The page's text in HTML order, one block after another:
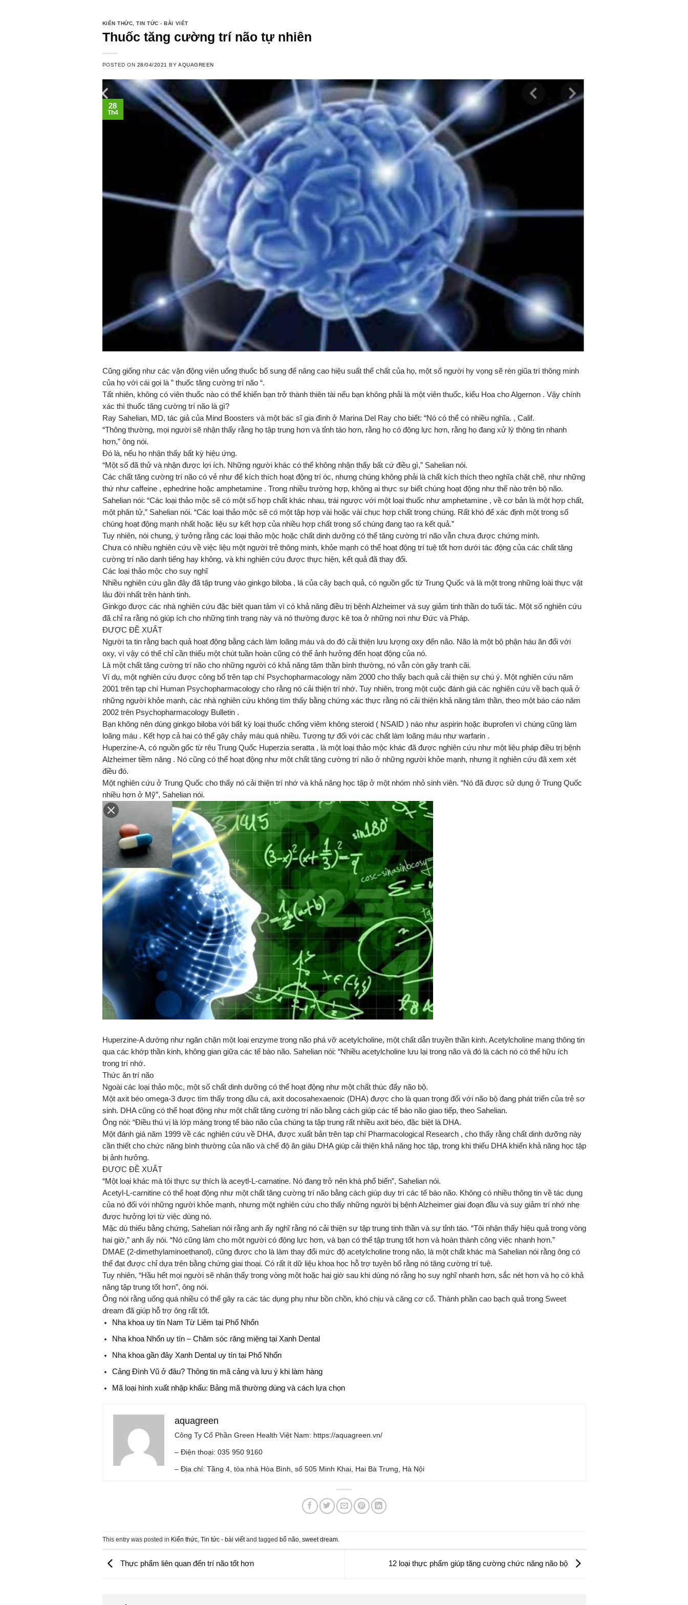
KIẾN THỨC ,TIN TỨC - BÀI VIẾT
Thuốc tăng cường trí não tự nhiên
POSTED ON 28/04/2021 BYAQUAGREEN
28
Th4
Cũng giống như các vận động viên uống thuốc bổ sung để nâng cao hiệu suất thể chất của họ, một số người hy vọng sẽ rèn giũa trí thông minh
của họ với cái gọi là ” thuốc tăng cường trí não “.
Tất nhiên, không có viên thuốc nào có thể khiến bạn trở thành thiên tài nếu bạn không phải là một viên thuốc, kiểu Hoa cho Algernon . Vậy chính
xác thì thuốc tăng cường trí não là gì?
Ray Sahelian, MD, tác giả của Mind Boosters và một bác sĩ gia đình ở Marina Del Ray cho biết: “Nó có thể có nhiều nghĩa. , Calif.
“Thông thường, mọi người sẽ nhận thấy rằng họ tập trung hơn và tỉnh táo hơn, rằng họ có động lực hơn, rằng họ đang xử lý thông tin nhanh
hơn,” ông nói.
Đó là, nếu họ nhận thấy bất kỳ hiệu ứng.
“Một số đã thử và nhận được lợi ích. Những người khác có thể không nhận thấy bất cứ điều gì,” Sahelian nói.
Các chất tăng cường trí não có vẻ như để kích thích hoạt động trí óc, nhưng chúng không phải là chất kích thích theo nghĩa chặt chẽ, như những
thứ như caffeine , ephedrine hoặc amphetamine . Trong nhiều trường hợp, không ai thực sự biết chúng hoạt động như thế nào trên bộ não.
Sahelian nói: “Các loại thảo mộc sẽ có một số hợp chất khác nhau, trái ngược với một loại thuốc như amphetamine , về cơ bản là một hợp chất,
một phân tử,” Sahelian nói. “Các loại thảo mộc sẽ có một tập hợp vài hoặc vài chục hợp chất trong chúng. Rất khó để xác định một trong số
chúng hoạt động mạnh nhất hoặc liệu sự kết hợp của nhiều hợp chất trong số chúng đang tạo ra kết quả.”
Tuy nhiên, nói chung, ý tưởng rằng các loại thảo mộc hoặc chất dinh dưỡng có thể tăng cường trí não vẫn chưa được chứng minh.
Chưa có nhiều nghiên cứu về việc liệu một người trẻ thông minh, khỏe mạnh có thể hoạt động trí tuệ tốt hơn dưới tác động của các chất tăng
cường trí não danh tiếng hay không, và khi nghiên cứu được thực hiện, kết quả đã thay đổi.
Các loại thảo mộc cho suy nghĩ
Nhiều nghiên cứu gần đây đã tập trung vào ginkgo biloba , lá của cây bạch quả, có nguồn gốc từ Trung Quốc và là một trong những loài thực vật
lâu đời nhất trên hành tinh.
Ginkgo được các nhà nghiên cứu đặc biệt quan tâm vì có khả năng điều trị bệnh Alzheimer và suy giảm tinh thần do tuổi tác. Một số nghiên cứu
đã chỉ ra rằng nó giúp ích cho những tình trạng này và nó thường được kê toa ở những nơi như Đức và Pháp.
ĐƯỢC ĐỀ XUẤT
Người ta tin rằng bạch quả hoạt động bằng cách làm loãng máu và do đó cải thiện lưu lượng oxy đến não. Não là một bộ phận háu ăn đối với
oxy, vì vậy có thể chỉ cần thiếu một chút tuần hoàn cũng có thể ảnh hưởng đến hoạt động của nó.
Là một chất tăng cường trí não cho những người có khả năng tâm thần bình thường, nó vẫn còn gây tranh cãi.
Ví dụ, một nghiên cứu được công bố trên tạp chí Psychopharmacology năm 2000 cho thấy bạch quả cải thiện sự chú ý. Một nghiên cứu năm
2001 trên tạp chí Human Psychopharmacology cho rằng nó cải thiện trí nhớ. Tuy nhiên, trong một cuộc đánh giá các nghiên cứu về bạch quả ở
những người khỏe mạnh, các nhà nghiên cứu không tìm thấy bằng chứng xác thực rằng nó cải thiện khả năng tâm thần, theo một báo cáo năm
2002 trên Psychopharmacology Bulletin .
Bạn không nên dùng ginkgo biloba với bất kỳ loại thuốc chống viêm không steroid ( NSAID ) nào như aspirin hoặc ibuprofen vì chúng cũng làm
loãng máu . Kết hợp cả hai có thể gây chảy máu quá nhiều. Tương tự đối với các chất làm loãng máu như warfarin .
Huperzine-A, có nguồn gốc từ rêu Trung Quốc Huperzia seratta , là một loại thảo mộc khác đã được nghiên cứu như một liệu pháp điều trị bệnh
Alzheimer tiềm năng . Nó cũng có thể hoạt động như một chất tăng cường trí não ở những người khỏe mạnh, nhưng ít nghiên cứu đã xem xét
điều đó.
Một nghiên cứu ở Trung Quốc cho thấy nó cải thiện trí nhớ và khả năng học tập ở một nhóm nhỏ sinh viên. “Nó đã được sử dụng ở Trung Quốc
nhiều hơn ở Mỹ”, Sahelian nói.
Huperzine-A dường như ngăn chặn một loại enzyme trong não phá vỡ acetylcholine, một chất dẫn truyền thần kinh. Acetylcholine mang thông tin
qua các khớp thần kinh, không gian giữa các tế bào não. Sahelian nói: “Nhiều acetylcholine lưu lại trong não và đó là cách nó có thể hữu ích
trong trí nhớ.
Thức ăn trí não
Ngoài các loại thảo mộc, một số chất dinh dưỡng có thể hoạt động như một chất thúc đẩy não bộ.
Một axit béo omega-3 được tìm thấy trong dầu cá, axit docosahexaenoic (DHA) được cho là quan trọng đối với não bộ đang phát triển của trẻ sơ
sinh. DHA cũng có thể hoạt động như một chất tăng cường trí não bằng cách giúp các tế bào não giao tiếp, theo Sahelian.
Ông nói: “Điều thú vị là lớp màng trong tế bào não của chúng ta tập trung rất nhiều axit béo, đặc biệt là DHA.
Một đánh giá năm 1999 về các nghiên cứu về DHA, được xuất bản trên tạp chí Pharmacological Research , cho thấy rằng chất dinh dưỡng này
cần thiết cho chức năng bình thường của não và chế độ ăn giàu DHA giúp cải thiện khả năng học tập, trong khi thiếu DHA khiến khả năng học tập
bị ảnh hưởng.
ĐƯỢC ĐỀ XUẤT
“Một loại khác mà tôi thực sự thích là aceytl-L-carnatine. Nó đang trở nên khá phổ biến”, Sahelian nói.
Acetyl-L-carnitine có thể hoạt động như một chất tăng cường trí não bằng cách giúp duy trì các tế bào não. Không có nhiều thông tin về tác dụng
của nó đối với những người khỏe mạnh, nhưng một nghiên cứu cho thấy những người bị bệnh Alzheimer giai đoạn đầu và suy giảm trí nhớ nhẹ
được hưởng lợi từ việc dùng nó.
Mặc dù thiếu bằng chứng, Sahelian nói rằng anh ấy nghĩ rằng nó cải thiện sự tập trung tinh thần và sự tỉnh táo. “Tôi nhận thấy hiệu quả trong vòng
hai giờ,” anh ấy nói. “Nó cũng làm cho một người có động lực hơn, và bạn có thể tập trung tốt hơn và hoàn thành công việc nhanh hơn.”
DMAE (2-dimethylaminoethanol), cũng được cho là làm thay đổi mức độ acetylcholine trong não, là một chất khác mà Sahelian nói rằng ông có
thể đạt được chỉ dựa trên bằng chứng giai thoại. Có rất ít dữ liệu khoa học hỗ trợ tuyên bố rằng nó tăng cường trí tuệ.
Tuy nhiên, “Hầu hết mọi người sẽ nhận thấy trong vòng một hoặc hai giờ sau khi dùng nó rằng họ suy nghĩ nhanh hơn, sắc nét hơn và họ có khả
năng tập trung tốt hơn”, ông nói.
Ông nói rằng uống quá nhiều có thể gây ra các tác dụng phụ như bồn chồn, khó chịu và căng cơ cổ. Thành phần cao bạch quả trong Sweet
dream đã giúp hỗ trợ ông rất tốt.
Nha khoa uy tín Nam Từ Liêm tại Phố Nhổn
Nha khoa Nhổn uy tín – Chăm sóc răng miệng tại Xanh Dental
Nha khoa gần đây Xanh Dental uy tín tại Phố Nhổn
Cảng Đình Vũ ở đâu? Thông tin mã cảng và lưu ý khi làm hàng
Mã loại hình xuất nhập khẩu: Bảng mã thường dùng và cách lựa chọn
aquagreen
Công Ty Cổ Phần Green Health Việt Nam: https://aquagreen.vn/
– Điện thoại: 035 950 9160
– Địa chỉ: Tầng 4, tòa nhà Hòa Bình, số 505 Minh Khai, Hai Bà Trưng, Hà Nội
This entry was posted in Kiến thức, Tin tức - bài viếtand tagged bổ não, sweet dream.
Thực phẩm liên quan đến trí não tốt hơn 12 loại thực phẩm giúp tăng cường chức năng não bộ